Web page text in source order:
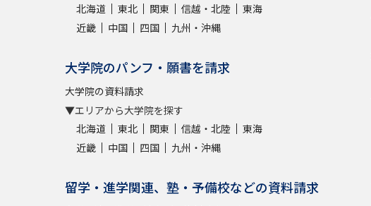
北海道
東北 関東 信越・北陸
東海
近畿
中国 四国 九州・沖縄
大学院のパンフ・願書を請求
大学院の資料請求
▼エリアから大学院を探す
北海道
東北 関東 信越・北陸
東海
近畿
中国 四国 九州・沖縄
留学・進学関連、塾・予備校などの資料請求